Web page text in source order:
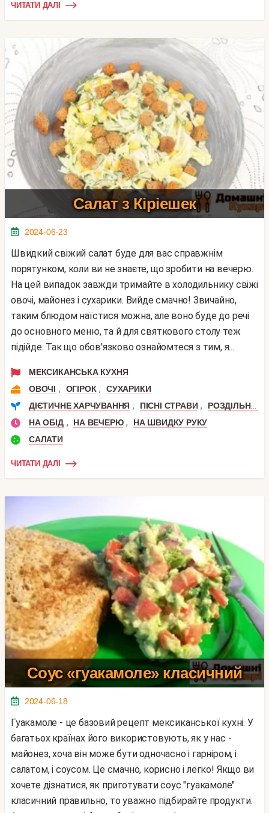
ЧИТАТИ ДАЛІ
Салат з Кіріешек
2024-06-23
Швидкий свіжий салат буде для вас справжнім
порятунком, коли ви не знаєте, що зробити на вечерю.
На цей випадок завжди тримайте в холодильнику свіжі
овочі, майонез і сухарики. Вийде смачно! Звичайно,
таким блюдом наїстися можна, але воно буде до речі
до основного меню, та й для святкового столу теж
підійде. Так що обов'язково ознайомтеся з тим, я...
МЕКСИКАНСЬКА КУХНЯ
ОВОЧІ , ОГІРОК ,
СУХАРИКИ
ДІЄТИЧНЕ ХАРЧУВАННЯ , ПІСНІ СТРАВИ ,
РОЗДІЛЬНЕ ХАРЧУВАННЯ
НА ОБІД , НА ВЕЧЕРЮ ,
НА ШВИДКУ РУКУ
САЛАТИ
ЧИТАТИ ДАЛІ
Соус «гуакамоле» класичний
2024-06-18
Гуакамоле - це базовий рецепт мексиканської кухні. У
багатьох країнах його використовують, як у нас -
майонез, хоча він може бути одночасно і гарніром, і
салатом, і соусом. Це смачно, корисно і легко! Якщо ви
хочете дізнатися, як приготувати соус "гуакамоле"
класичний правильно, то уважно підбирайте продукти.